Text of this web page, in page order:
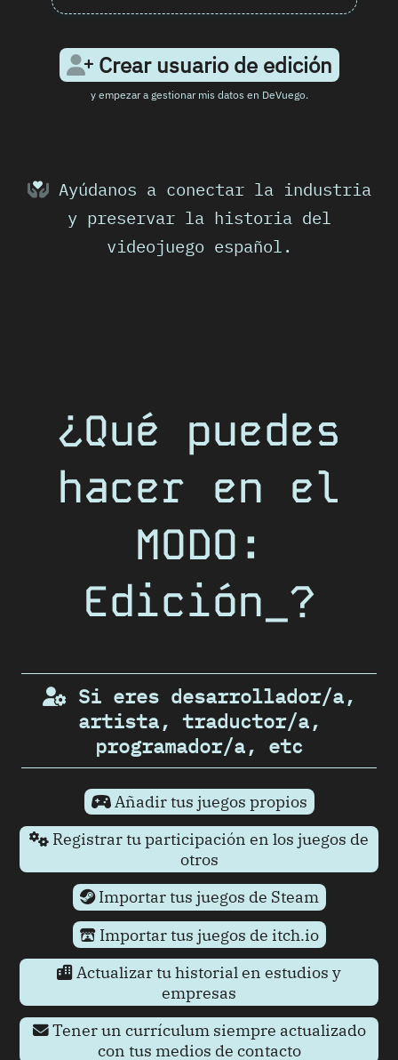
Crear usuario de edición
y empezar a gestionar mis datos en DeVuego.
Ayúdanos a conectar la industria
y preservar la historia del
videojuego español.
¿Qué puedes
hacer en el
MODO:
Edición_?
Si eres desarrollador/a,
artista, traductor/a,
programador/a, etc
Añadir tus juegos propios
Registrar tu participación en los juegos de
otros
Importar tus juegos de Steam
Importar tus juegos de itch.io
Actualizar tu historial en estudios y
empresas
Tener un currículum siempre actualizado
con tus medios de contacto